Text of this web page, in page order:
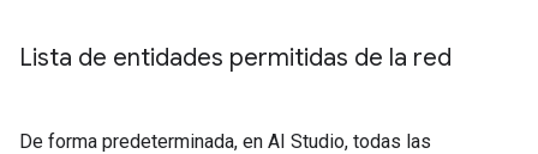
Lista de entidades permitidas de la red
De forma predeterminada, en AI Studio, todas las